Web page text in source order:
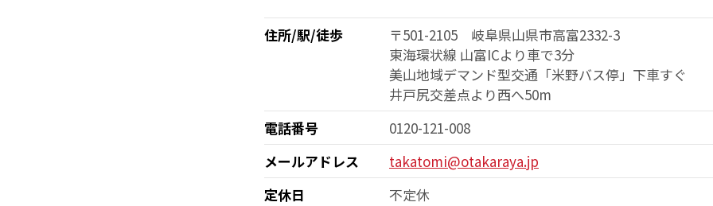
住所/駅/徒歩
〒501-2105 岐阜県山県市高富2332-3
東海環状線 山富ICより車で3分
美山地域デマンド型交通「米野バス停」 下車すぐ
井戸尻交差点より西へ50m
電話番号
0120-121-008
メールアドレス
takatomi@otakaraya.jp
定休日
不定休